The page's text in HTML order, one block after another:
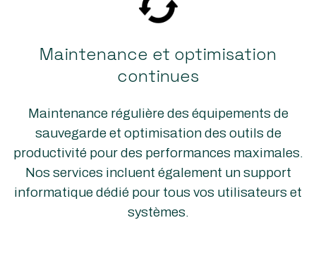
Maintenance et optimisation
continues
Maintenance régulière des équipements de
sauvegarde et optimisation des outils de
productivité pour des performances maximales.
Nos services incluent également un support
informatique dédié pour tous vos utilisateurs et
systèmes.